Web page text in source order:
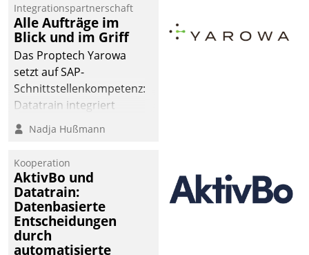
der
Wohnungswirtschaft“.
Bewerben können sich
dafür ein Team
bestehend aus
Wohnungsunternehmen
und PropTech.
Integrationspartnerschaft
Alle Aufträge im
Blick und im Griff
Das Proptech Yarowa
setzt auf SAP-
Schnittstellenkompetenz:
Datatrain integriert
Yarowas Portal zur
Vergabe und Verwaltung
operativen
Instandhaltung in die
SAP-Systemlandschaft
deutscher
Wohnungsunternehmen
Nadja Hußmann
Kooperation
AktivBo und
Datatrain:
Datenbasierte
Entscheidungen
durch
automatisierte